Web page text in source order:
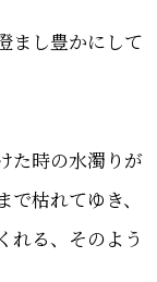
まし豊かにして
た時の水濁りが
枯れてゆき、
れる、そのよう